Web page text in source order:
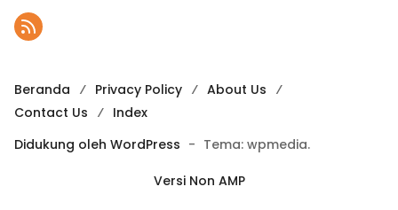
Beranda Privacy Policy
About Us
Contact Us
Index
Didukung oleh WordPress - Tema: wpmedia.
Versi Non AMP